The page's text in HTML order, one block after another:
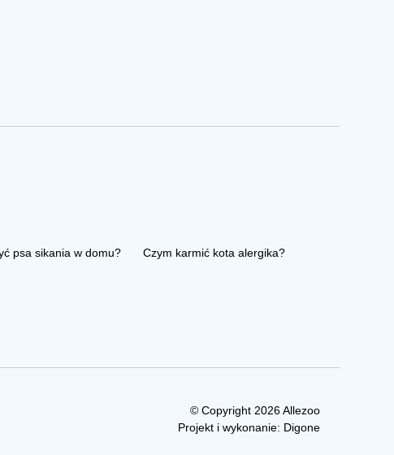
psa sikania w domu? Czym karmić kota alergika?
© Copyright 2026 Allezoo
Projekt i wykonanie: Digone